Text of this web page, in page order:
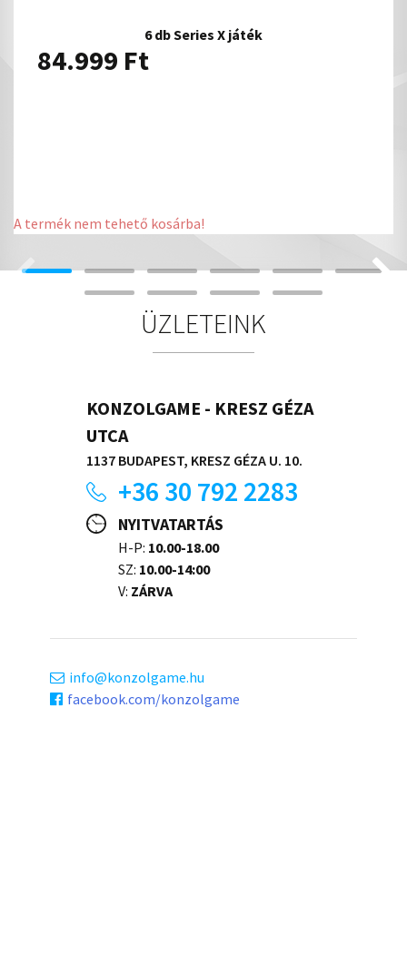
6 db Series X játék
84.999 Ft
A termék nem tehető kosárba!
ÜZLETEINK
KONZOLGAME - KRESZ GÉZA
UTCA
1137 BUDAPEST, KRESZ GÉZA U. 10.
+36 30 792 2283
NYITVATARTÁS
H-P: 10.00-18.00
SZ: 10.00-14:00
V: ZÁRVA
info
konzolgame.hu
facebook.com/konzolgame